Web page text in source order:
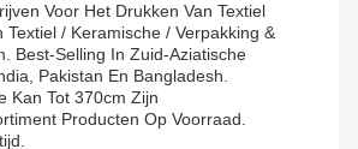
Voor Het Drukken Van Textiel
Textiel / Keramische / Verpakking &
Best-Selling In Zuid-Aziatische
Pakistan En Bangladesh.
Kan Tot 370cm Zijn
Producten Op Voorraad.